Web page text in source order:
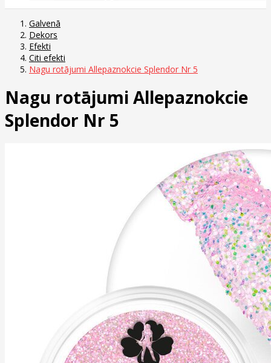
Galvenā
Dekors
Efekti
Citi efekti
Nagu rotājumi Allepaznokcie Splendor Nr 5
Nagu rotājumi Allepaznokcie
Splendor Nr 5